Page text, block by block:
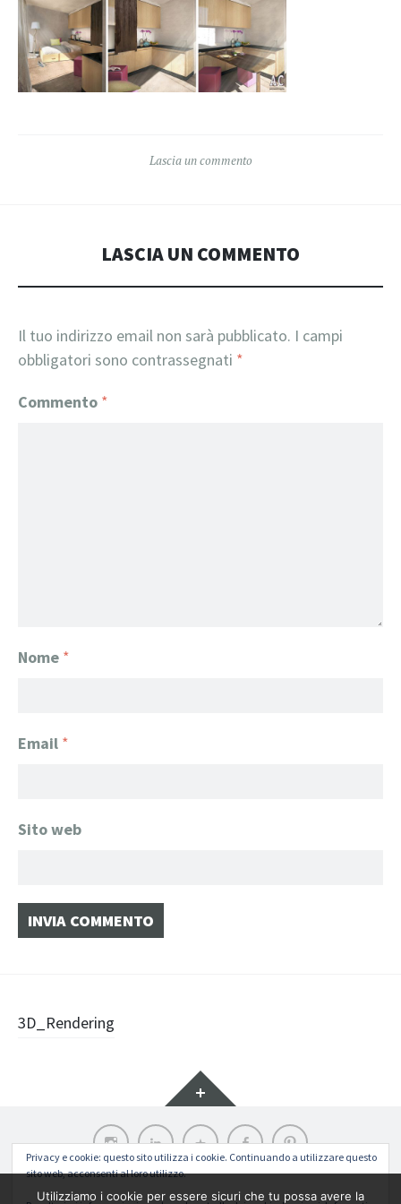
Lascia un commento
LASCIA UN COMMENTO
Il tuo indirizzo email non sarà pubblicato. I campi
obbligatori sono contrassegnati *
Commento *
Nome *
Email *
Sito web
Navigazione
3D_Rendering
Widget
InstagramLinkedIn ArchiloversFacebookPinterest
Funziona grazie a WordPress
Privacy e cookie: questo sito utilizza i cookie. Continuando a utilizzare questo
sito web, acconsenti al loro utilizzo.
Utilizziamo i cookie per essere sicuri che tu possa avere la